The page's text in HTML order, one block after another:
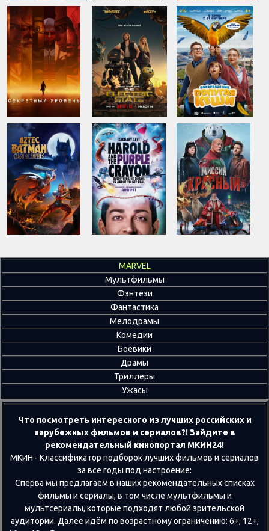
MARVEL
Мультфильмы
Фэнтези
Фантастика
Мелодрамы
Комедии
Боевики
Драмы
Триллеры
Ужасы
Что посмотреть интересного из лучших российских и
зарубежных фильмов и сериалов?! Зайдите в
рекомендательный кинопортал МКИН24!
МКИН - Классификатор подборок лучших фильмов и сериалов
за все годы под настроение:
Сперва мы предлагаем в наших рекомендательных списках
фильмы и сериалы, в том числе мультфильмы и
мультсериалы, которые подходят любой зрительской
аудитории. Далее идём по возрастному ограничению: 6+, 12+,